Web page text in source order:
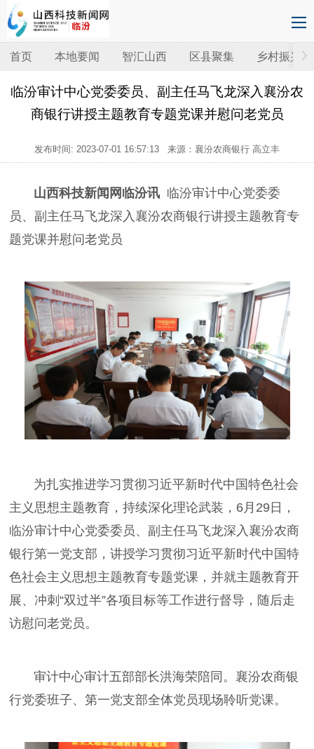
首页 本地要闻 智汇山西 区县聚集 乡村振兴
临汾审计中心党委委员、副主任马飞龙深入襄汾农
商银行讲授主题教育专题党课并慰问老党员
发布时间: 2023-07-01 16:57:13 来源：襄汾农商银行 高立丰
山西科技新闻网临汾讯 临汾审计中心党委委
员、副主任马飞龙深入襄汾农商银行讲授主题教育专
题党课并慰问老党员
为扎实推进学习贯彻习近平新时代中国特色社会
主义思想主题教育，持续深化理论武装，6月29日，
临汾审计中心党委委员、副主任马飞龙深入襄汾农商
银行第一党支部，讲授学习贯彻习近平新时代中国特
色社会主义思想主题教育专题党课，并就主题教育开
展、冲刺“双过半”各项目标等工作进行督导，随后走
访慰问老党员。
审计中心审计五部部长洪海荣陪同。襄汾农商银
行党委班子、第一党支部全体党员现场聆听党课。